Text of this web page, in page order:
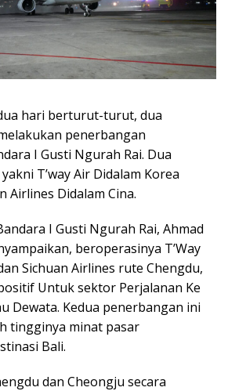
hari berturut-turut, dua
penerbangan
I Gusti Ngurah Rai. Dua
T’way Air Didalam Korea
Airlines Didalam Cina.
I Gusti Ngurah Rai, Ahmad
beroperasinya T’Way
Sichuan Airlines rute Chengdu,
Untuk sektor Perjalanan Ke
Dewata. Kedua penerbangan ini
tingginya minat pasar
Bali.
dan Cheongju secara